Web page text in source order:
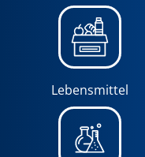
Lebensmittel